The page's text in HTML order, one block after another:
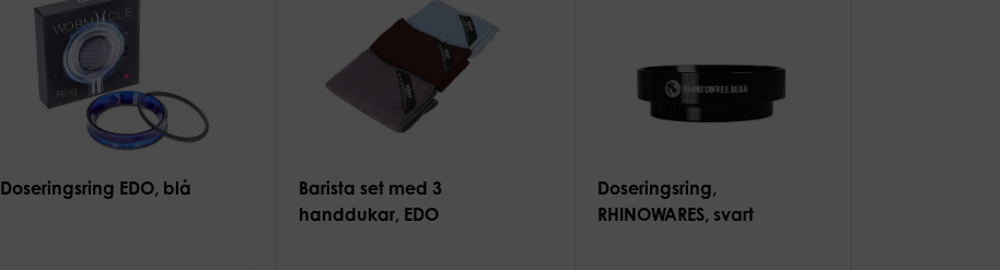
Doseringsring EDO, blå
Barista set med 3
handdukar, EDO
Doseringsring,
RHINOWARES, svart